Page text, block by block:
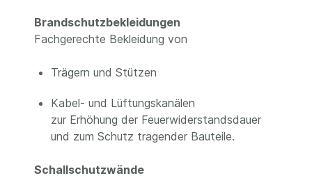
Brandschutzbekleidungen
Fachgerechte Bekleidung von
Trägern und Stützen
Kabel- und Lüftungskanälen
zur Erhöhung der Feuerwiderstandsdauer
und zum Schutz tragender Bauteile.
Schallschutzwände